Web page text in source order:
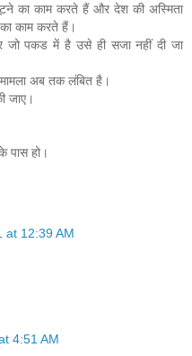
का काम करते हैं और देश की अस्मिता
काम करते हैं।
जो पकड में है उसे ही सजा नहीं दी जा
अब तक लंबित है।
जाए।
पास हो।
at 12:39 AM
4:51 AM